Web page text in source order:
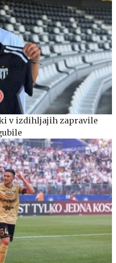
v izdihljajih zapravile